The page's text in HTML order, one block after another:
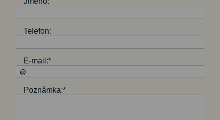
Telefon:
E-mail:*
Poznámka:*